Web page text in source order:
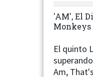
'AM', El
Monkeys
El quinto
Am,